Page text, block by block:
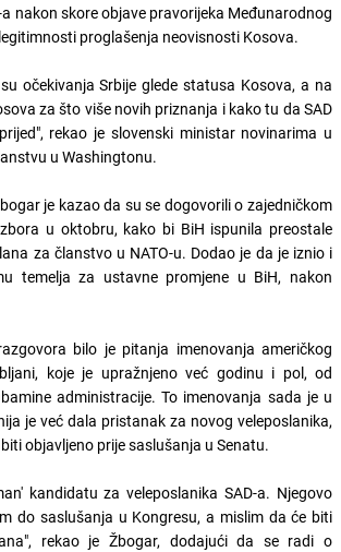
a nakon skore objave pravorijeka Međunarodnog
proglašenja neovisnosti Kosova.
očekivanja Srbije glede statusa Kosova, a na
za što više novih priznanja i kako tu da SAD
rekao je slovenski ministar novinarima u
u Washingtonu.
je kazao da su se dogovorili o zajedničkom
u oktobru, kako bi BiH ispunila preostale
za članstvo u NATO-u. Dodao je da je iznio i
temelja za ustavne promjene u BiH, nakon
bilo je pitanja imenovanja američkog
koje je upražnjeno već godinu i pol, od
administracije. To imenovanja sada je u
je već dala pristanak za novog veleposlanika,
objavljeno prije saslušanja u Senatu.
kandidatu za veleposlanika SAD-a. Njegovo
do saslušanja u Kongresu, a mislim da će biti
rekao je Žbogar, dodajući da se radi o